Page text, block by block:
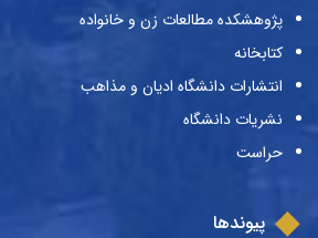
پژوهشکده مطالعات زن و خانواده
کتابخانه
انتشارات دانشگاه ادیان و مذاهب
نشریات دانشگاه
حراست
پیوندها